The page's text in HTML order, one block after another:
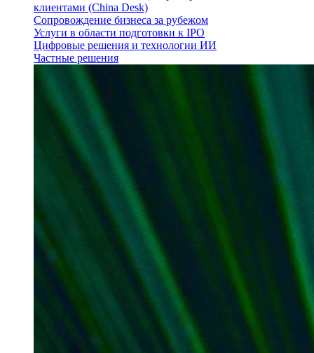
клиентами (China Desk)
Сопровождение бизнеса за рубежом
Услуги в области подготовки к IPO
Цифровые решения и технологии ИИ
Частные решения